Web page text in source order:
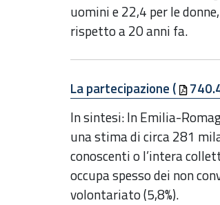
uomini e 22,4 per le
rispetto a 20 anni fa.
La partecipazione (
In sintesi: In Emilia-
una stima di circa 281
conoscenti o l’intera
occupa spesso dei non
volontariato (5,8%).